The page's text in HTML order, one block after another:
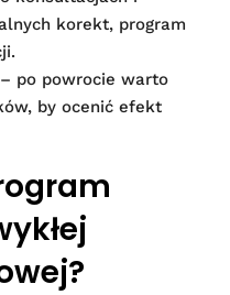
korekt, program
– po powrocie warto
by ocenić efekt